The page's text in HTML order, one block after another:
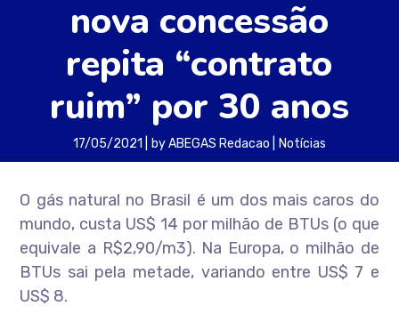
nova concessão
repita “contrato
ruim” por 30 anos
17/05/2021 byABEGAS Redacao Notícias
O gás natural no Brasil é um dos mais caros do
mundo, custa US$ 14 por milhão de BTUs (o que
equivale a R$2,90/m3). Na Europa, o milhão de
BTUs sai pela metade, variando entre US$ 7 e
US$ 8.